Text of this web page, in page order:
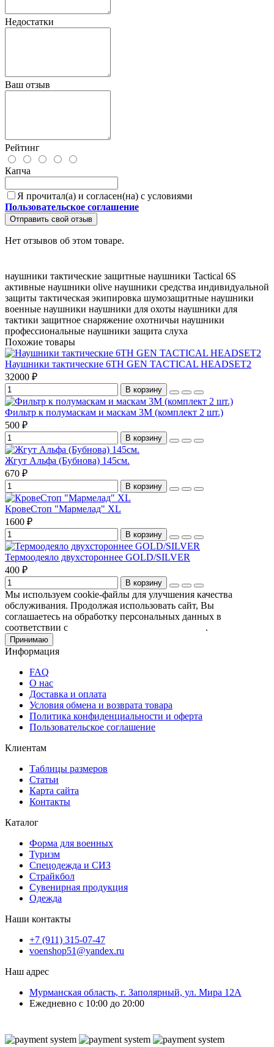
Недостатки
Ваш отзыв
Рейтинг
Капча
Я прочитал(а) и согласен(на) с условиями
Пользовательское соглашение
Отправить свой отзыв
Нет отзывов об этом товаре.
наушники тактические защитные наушники Tactical 6S
активные наушники olive наушники средства индивидуальной
защиты тактическая экипировка шумозащитные наушники
военные наушники наушники для охоты наушники для
тактики защитное снаряжение охотничьи наушники
профессиональные наушники защита слуха
Похожие товары
Наушники тактические 6TH GEN TACTICAL HEADSET2
32000 ₽
В корзину
Фильтр к полумаскам и маскам 3M (комплект 2 шт.)
500 ₽
В корзину
Жгут Альфа (Бубнова) 145см.
670 ₽
В корзину
КровеСтоп "Мармелад" XL
1600 ₽
В корзину
Термоодеяло двухстороннее GOLD/SILVER
400 ₽
В корзину
Мы используем cookie-файлы для улучшения качества
обслуживания. Продолжая использовать сайт, Вы
соглашаетесь на обработку персональных данных в
соответствии с
.
Принимаю
Информация
FAQ
О нас
Доставка и оплата
Условия обмена и возврата товара
Политика конфиденциальности и оферта
Пользовательское соглашение
Клиентам
Таблицы размеров
Статьи
Карта сайта
Контакты
Каталог
Форма для военных
Туризм
Спецодежда и СИЗ
Страйкбол
Сувенирная продукция
Одежда
Наши контакты
+7 (911) 315-07-47
voenshop51@yandex.ru
Наш адрес
Мурманская область, г. Заполярный, ул. Мира 12А
Ежедневно с 10:00 до 20:00